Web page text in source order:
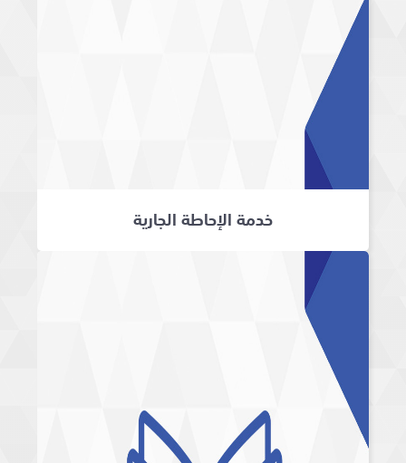
خدمة الإحاطة الجارية